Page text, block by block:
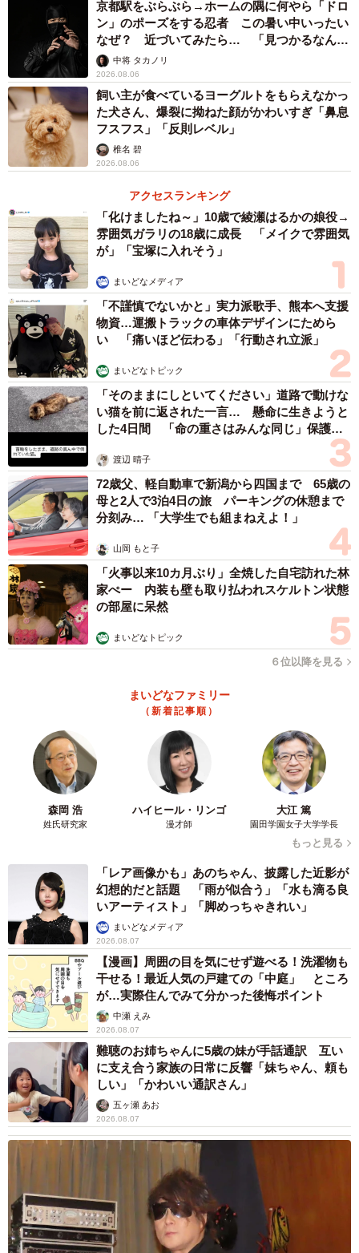
京都駅をぶらぶら→ホームの隅に何やら「ドロ
ン」のポーズをする忍者 この暑い中いったい
なぜ？ 近づいてみたら… 「見つかるなんて
未熟」中将 タカノリ
2026.08.06
飼い主が食べているヨーグルトをもらえなかっ
た犬さん、爆裂に拗ねた顔がかわいすぎ「鼻息
フスフス」「反則レベル」
椎名 碧
2026.08.06
アクセスランキング
「化けましたね～」10歳で綾瀬はるかの娘役→
雰囲気ガラリの18歳に成長 「メイクで雰囲気
が」「宝塚に入れそう」
まいどなメディア
「不謹慎でないかと」実力派歌手、熊本へ支援
物資…運搬トラックの車体デザインにためら
い 「痛いほど伝わる」「行動され立派」
まいどなトピック
「そのままにしといてください」道路で動けな
い猫を前に返された一言… 懸命に生きようと
した4日間 「命の重さはみんな同じ」保護団
渡辺 晴子
72歳父、軽自動車で新潟から四国まで 65歳の
母と2人で3泊4日の旅 パーキングの休憩まで
分刻み… 「大学生でも組まねえよ！」
山岡 もと子
「火事以来10カ月ぶり」全焼した自宅訪れた林
家ぺー 内装も壁も取り払われスケルトン状態
の部屋に呆然
まいどなトピック
６位以降を見る
まいどなファミリー
（新着記事順）
森岡 浩
姓氏研究家
ハイヒール・リンゴ
漫才師
大江 篤
園田学園女子大学学長
もっと見る
「レア画像かも」あのちゃん、披露した近影が
幻想的だと話題 「雨が似合う」「水も滴る良
いアーティスト」「脚めっちゃきれい」
まいどなメディア
2026.08.07
【漫画】周囲の目を気にせず遊べる！洗濯物も
干せる！最近人気の戸建ての「中庭」 ところ
が…実際住んでみて分かった後悔ポイント
中瀬 えみ
2026.08.07
難聴のお姉ちゃんに5歳の妹が手話通訳 互い
に支え合う家族の日常に反響「妹ちゃん、頼も
しい」「かわいい通訳さん」
五ヶ瀬 あお
2026.08.07